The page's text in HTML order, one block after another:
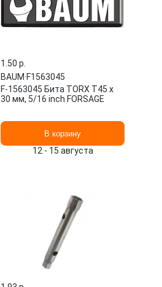
1.50 p.
BAUM·F1563045
F-1563045 Бита TORX T45 х
30 мм, 5/16 inch FORSAGE
В корзину
12 - 15 августа